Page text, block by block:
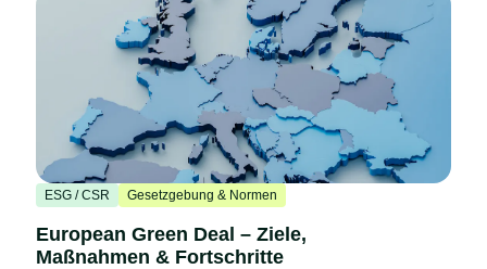
ESG / CSR Gesetzgebung & Normen
European Green Deal – Ziele,
Maßnahmen & Fortschritte